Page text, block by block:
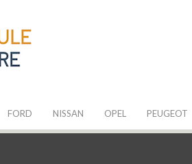
FORD NISSAN OPEL PEUGEOT